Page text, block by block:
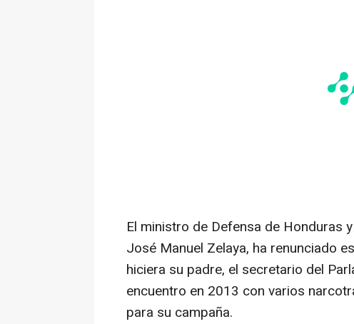
El ministro de Defensa de Honduras
José Manuel Zelaya, ha renunciado
hiciera su padre, el secretario del
encuentro en 2013 con varios
para su campaña.